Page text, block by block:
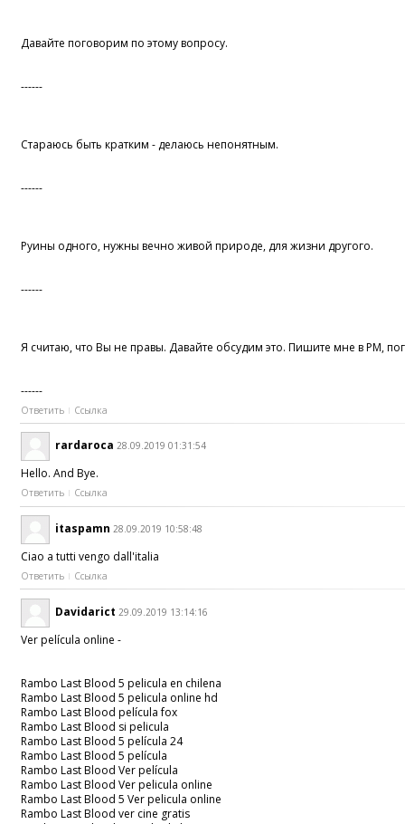
Давайте поговорим по этому вопросу.
------
Стараюсь быть кратким - делаюсь непонятным.
------
Руины одного, нужны вечно живой природе, для жизни другого.
------
Я считаю, что Вы не правы. Давайте обсудим это. Пишите мне в PM,
------
Ответить Ссылка
rardaroca 28.09.2019 01:31:54
Hello. And Bye.
Ответить Ссылка
itaspamn 28.09.2019 10:58:48
Ciao a tutti vengo dall'italia
Ответить Ссылка
Davidarict 29.09.2019 13:14:16
Ver película online -
Rambo Last Blood 5 pelicula en chilena
Rambo Last Blood 5 pelicula online hd
Rambo Last Blood película fox
Rambo Last Blood si pelicula
Rambo Last Blood 5 película 24
Rambo Last Blood 5 película
Rambo Last Blood Ver película
Rambo Last Blood Ver pelicula online
Rambo Last Blood 5 Ver pelicula online
Rambo Last Blood ver cine gratis